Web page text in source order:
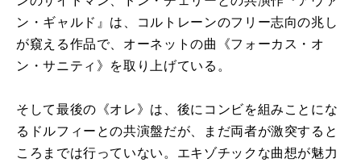
ン・ギャルド』は、コルトレーンのフリー志向の兆し
が窺える作品で、オーネットの曲《フォーカス・オ
ン・サニティ》を取り上げている。
そして最後の《オレ》は、後にコンビを組みことにな
るドルフィーとの共演盤だが、まだ両者が激突すると
ころまでは行っていない。エキゾチックな曲想が魅力